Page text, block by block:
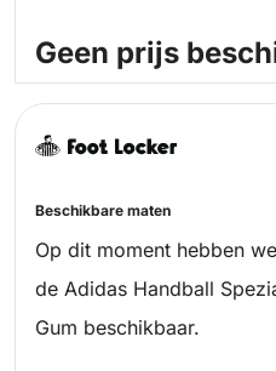
Geen prijs
Beschikbare maten
Op dit moment hebben
de Adidas Handball
Gum beschikbaar.